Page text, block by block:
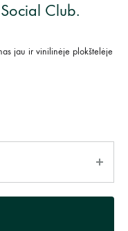
Club.
jau ir vinilinėje plokštelėje